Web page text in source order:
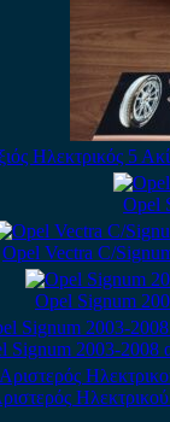
Ηλεκτρικός 5
Opel
Opel Vectra C/
Opel Signum
Signum 2003-2008